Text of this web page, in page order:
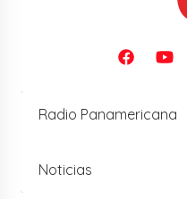
Radio Panamericana
Noticias